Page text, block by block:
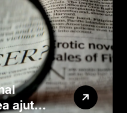
ajuta